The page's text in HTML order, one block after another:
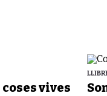
vives